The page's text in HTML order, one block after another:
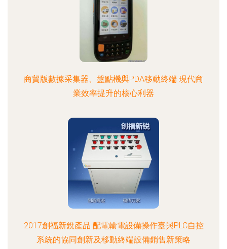
商貿版數據采集器、盤點機與PDA移動終端 現代商
業效率提升的核心利器
2017創福新銳產品 配電輸電設備操作臺與PLC自控
系統的協同創新及移動終端設備銷售新策略